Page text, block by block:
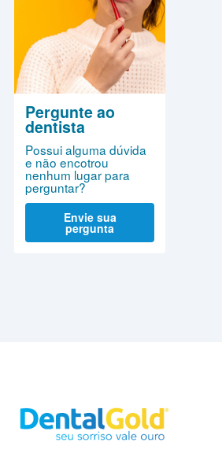
Pergunte ao
dentista
Possui alguma dúvida
e não encotrou
nenhum lugar para
perguntar?
Envie sua
pergunta